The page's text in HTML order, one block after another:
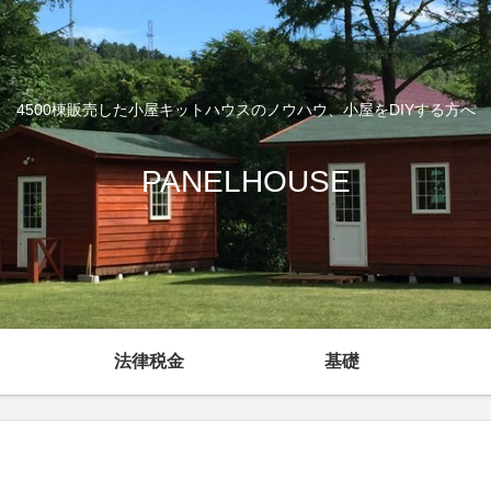
4500棟販売した小屋キットハウスのノウハウ、小屋をDIYする方へ
PANELHOUSE
法律税金 基礎